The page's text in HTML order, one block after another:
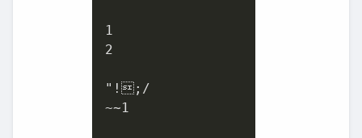
1
2
"!;/
~∼1